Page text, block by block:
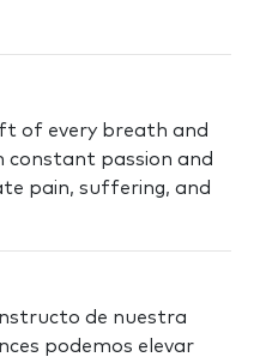
of every breath and
constant passion and
pain, suffering, and
de nuestra
podemos elevar